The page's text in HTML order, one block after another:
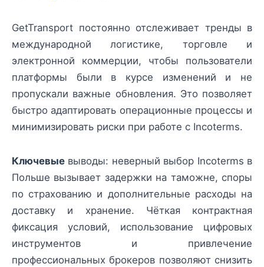
GetTransport постоянно отслеживает тренды в
международной логистике, торговле и
электронной коммерции, чтобы пользователи
платформы были в курсе изменений и не
пропускали важные обновления. Это позволяет
быстро адаптировать операционные процессы и
минимизировать риски при работе с Incoterms.
Ключевые выводы: неверный выбор Incoterms в
Польше вызывает задержки на таможне, споры
по страхованию и дополнительные расходы на
доставку и хранение. Чёткая контрактная
фиксация условий, использование цифровых
инструментов и привлечение
профессиональных брокеров позволяют снизить